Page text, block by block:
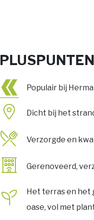
PLUSPUNTEN
Populair bij
Dicht bij het
Verzorgde en
Gerenoveerd,
Het terras en het
oase, vol met